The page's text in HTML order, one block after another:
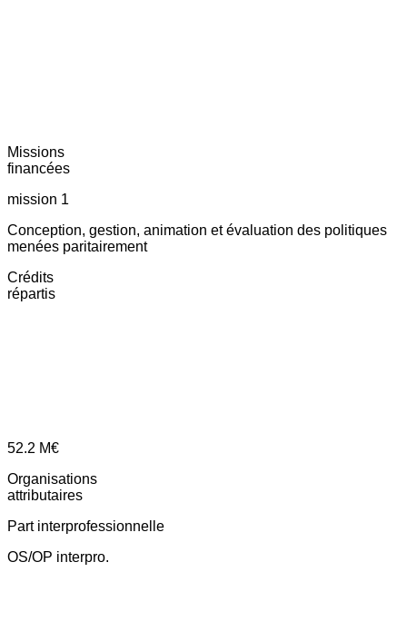
Missions
financées
mission 1
Conception, gestion, animation et évaluation des politiques
menées paritairement
Crédits
répartis
52.2 M€
Organisations
attributaires
Part interprofessionnelle
OS/OP interpro.